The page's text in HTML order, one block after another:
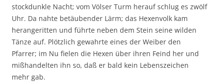
stockdunkle Nacht; vom Völser Turm herauf schlug es zwölf
Uhr. Da nahte betäubender Lärm; das Hexenvolk kam
herangeritten und führte neben dem Stein seine wilden
Tänze auf. Plötzlich gewahrte eines der Weiber den
Pfarrer; im Nu fielen die Hexen über ihren Feind her und
mißhandelten ihn so, daß er bald kein Lebenszeichen
mehr gab.